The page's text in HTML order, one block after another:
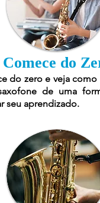
Comece do
do zero e veja como
de uma
seu aprendizado.